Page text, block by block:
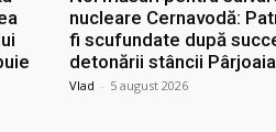
nucleare Cernavodă:
fi scufundate după
detonării stâncii Pârjoaia
Vlad - 5 august 2026